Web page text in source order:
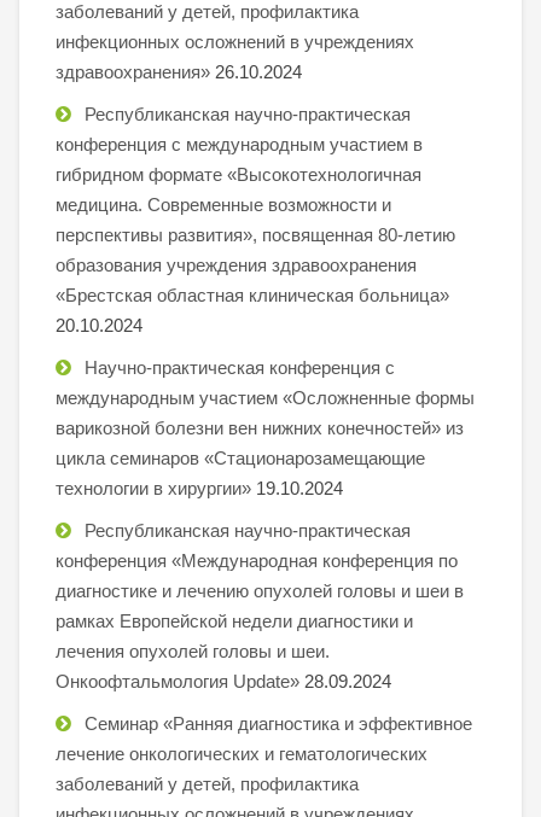
заболеваний у детей, профилактика
инфекционных осложнений в учреждениях
здравоохранения» 26.10.2024
Республиканская научно-практическая
конференция с международным участием в
гибридном формате «Высокотехнологичная
медицина. Современные возможности и
перспективы развития», посвященная 80-летию
образования учреждения здравоохранения
«Брестская областная клиническая больница»
20.10.2024
Научно-практическая конференция с
международным участием «Осложненные формы
варикозной болезни вен нижних конечностей» из
цикла семинаров «Стационарозамещающие
технологии в хирургии» 19.10.2024
Республиканская научно-практическая
конференция «Международная конференция по
диагностике и лечению опухолей головы и шеи в
рамках Европейской недели диагностики и
лечения опухолей головы и шеи.
Онкоофтальмология Update» 28.09.2024
Семинар «Ранняя диагностика и эффективное
лечение онкологических и гематологических
заболеваний у детей, профилактика